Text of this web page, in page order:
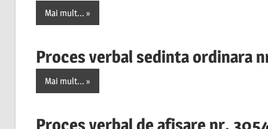
Mai mult...
Proces verbal sedinta ordinara
Mai mult...
Proces verbal de afisare nr.